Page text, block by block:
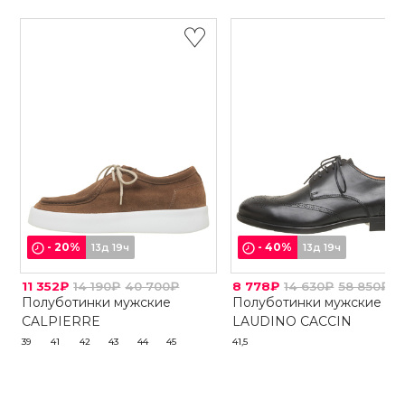
-20% 13д 19ч
11 352₽ 14 190₽ 40 700₽
Полуботинки мужские
CALPIERRE
39 41 42 43 44 45
-40% 13д 19ч
8 778₽ 14 630₽ 58 850₽
Полуботинки мужские
LAUDINO CACCIN
41,5